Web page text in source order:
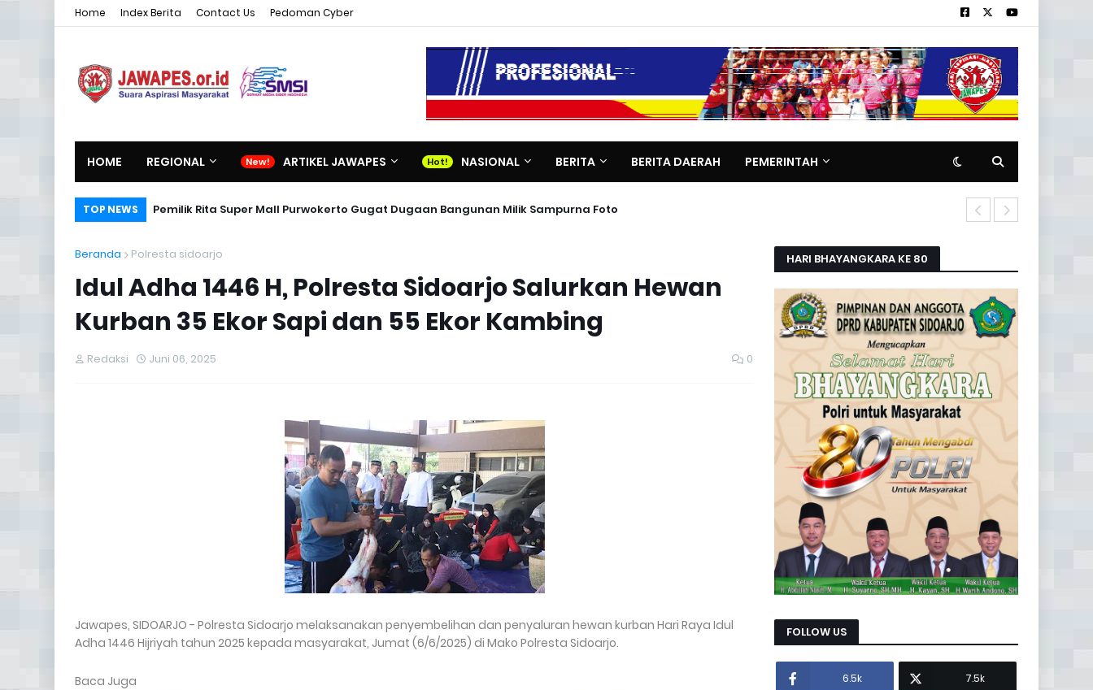
Home Index Berita Contact Us Pedoman Cyber
HOME REGIONAL ARTIKEL JAWAPES NASIONAL BERITA BERITA DAERAH PEMERINTAH
TOP NEWS Pemilik Rita Super Mall Purwokerto Gugat Dugaan Bangunan Milik Sampurna Foto
Beranda Polresta sidoarjo
Idul Adha 1446 H, Polresta Sidoarjo Salurkan Hewan
Kurban 35 Ekor Sapi dan 55 Ekor Kambing
Redaksi Juni 06, 2025 0
Jawapes, SIDOARJO - Polresta Sidoarjo melaksanakan penyembelihan dan penyaluran hewan kurban Hari Raya Idul
Adha 1446 Hijriyah tahun 2025 kepada masyarakat, Jumat (6/6/2025) di Mako Polresta Sidoarjo.
Baca Juga
HARI BHAYANGKARA KE 80
FOLLOW US
6.5k 7.5k